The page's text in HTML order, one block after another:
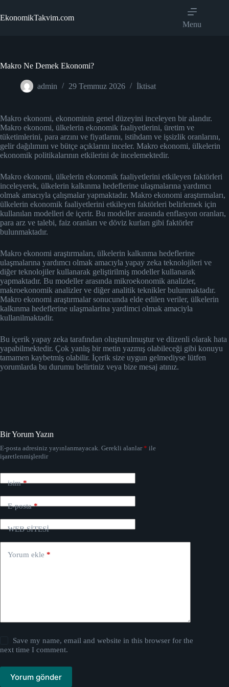
to
content
EkonomikTakvim.com
Menu
Makro Ne Demek Ekonomi?
admin 29 Temmuz 2026 İktisat
Makro ekonomi, ekonominin genel düzeyini inceleyen bir alandır.
Makro ekonomi, ülkelerin ekonomik faaliyetlerini, üretim ve
tüketimlerini, para arzını ve fiyatlarını, istihdam ve işsizlik oranlarını,
gelir dağılımını ve bütçe açıklarını inceler. Makro ekonomi, ülkelerin
ekonomik politikalarının etkilerini de incelemektedir.
Makro ekonomi, ülkelerin ekonomik faaliyetlerini etkileyen faktörleri
inceleyerek, ülkelerin kalkınma hedeflerine ulaşmalarına yardımcı
olmak amacıyla çalışmalar yapmaktadır. Makro ekonomi araştırmaları,
ülkelerin ekonomik faaliyetlerini etkileyen faktörleri belirlemek için
kullanılan modelleri de içerir. Bu modeller arasında enflasyon oranları,
para arz ve talebi, faiz oranları ve döviz kurları gibi faktörler
bulunmaktadır.
Makro ekonomi araştırmaları, ülkelerin kalkınma hedeflerine
ulaşmalarına yardımcı olmak amacıyla yapay zeka teknolojileri ve
diğer teknolojiler kullanarak geliştirilmiş modeller kullanarak
yapmaktadır. Bu modeller arasında mikroekonomik analizler,
makroekonomik analizler ve diğer analitik teknikler bulunmaktadır.
Makro ekonomi araştırmalar sonucunda elde edilen veriler, ülkelerin
kalkınma hedeflerine ulaşmalarina yardimci olmak amaciyla
kullanilmaktadir.
Bu içerik yapay zeka tarafından oluşturulmuştur ve düzenli olarak hata
yapabilmektedir. Çok yanlış bir metin yazmış olabileceği gibi konuyu
tamamen kaybetmiş olabilir. İçerik size uygun gelmediyse lütfen
yorumlarda bu durumu belirtiniz veya bize mesaj atınız.
Bir Yorum Yazın
E-posta adresiniz yayınlanmayacak. Gerekli alanlar* ile
işaretlenmişlerdir
isim*
E-posta*
WEB SİTESİ
Yorum ekle *
Save my name, email and website in this browser for the
next time I comment.
Yorum gönder